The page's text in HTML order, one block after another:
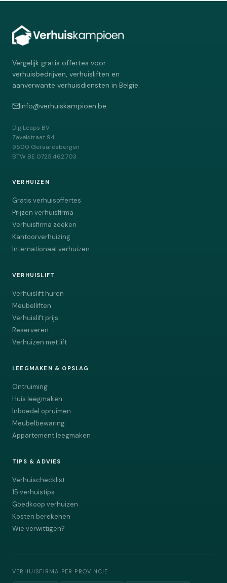
Vergelijk gratis offertes voor
verhuisbedrijven, verhuisliften en
aanverwante verhuisdiensten in Belgie.
info@verhuiskampioen.be
DigiLeaps BV
Zavelstraat 94
9500 Geraardsbergen
BTW BE 0725.462.703
VERHUIZEN
Gratis verhuisoffertes
Prijzen verhuisfirma
Verhuisfirma zoeken
Kantoorverhuizing
Internationaal verhuizen
VERHUISLIFT
Verhuislift huren
Meubelliften
Verhuislift prijs
Reserveren
Verhuizen met lift
LEEGMAKEN & OPSLAG
Ontruiming
Huis leegmaken
Inboedel opruimen
Meubelbewaring
Appartement leegmaken
TIPS & ADVIES
Verhuischecklist
15 verhuistips
Goedkoop verhuizen
Kosten berekenen
Wie verwittigen?
VERHUISFIRMA PER PROVINCIE